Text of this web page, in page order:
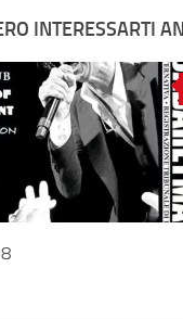
INTERESSARTI